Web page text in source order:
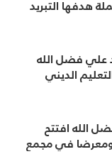
هدفها التبريد
علي فضل الله
الديني
الله افتتح
ومعرضا في مجمع